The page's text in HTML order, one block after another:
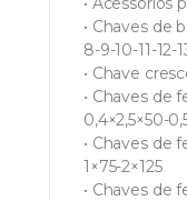
• Chaves de
8-9-10-11-12-
• Chave
• Chaves de
0,4×2,5×50-
• Chaves de
1×75-2×125
• Chaves de